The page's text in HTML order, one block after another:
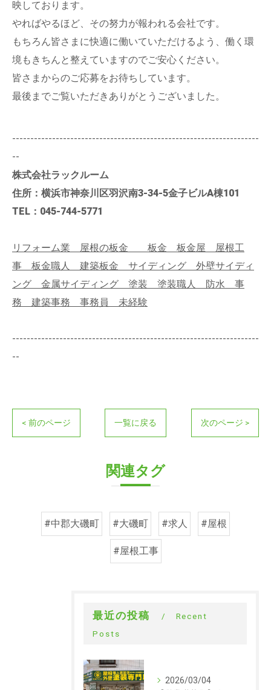
映しております。
やればやるほど、その努力が報われる会社です。
もちろん皆さまに快適に働いていただけるよう、働く環
境もきちんと整えていますのでご安心ください。
皆さまからのご応募をお待ちしています。
最後までご覧いただきありがとうございました。
--------------------------------------------------------------------
--
株式会社ラックルーム
住所：横浜市神奈川区羽沢南3-34-5金子ビルA棟101
TEL：045-744-5771
リフォーム業 屋根の板金 板金 板金屋 屋根工
事 板金職人 建築板金 サイディング 外壁サイディ
ング 金属サイディング 塗装 塗装職人 防水 事
務 建築事務 事務員 未経験
--------------------------------------------------------------------
--
< 前のページ 一覧に戻る 次のページ >
関連タグ
#中郡大磯町 #大磯町 #求人 #屋根
#屋根工事
最近の投稿
Recent
Posts
2026/03/04